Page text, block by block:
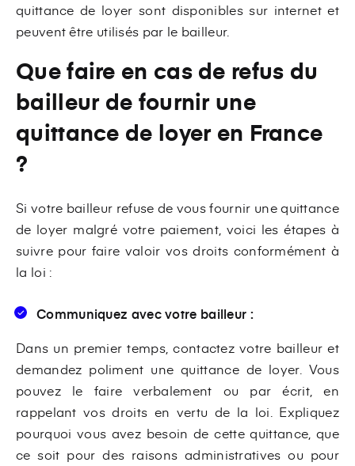
quittance de loyer sont disponibles sur internet et
peuvent être utilisés par le bailleur.
Que faire en cas de refus du
bailleur de fournir une
quittance de loyer en France
?
Si votre bailleur refuse de vous fournir une quittance
de loyer malgré votre paiement, voici les étapes à
suivre pour faire valoir vos droits conformément à
la loi :
Communiquez avec votre bailleur :
Dans un premier temps, contactez votre bailleur et
demandez poliment une quittance de loyer. Vous
pouvez le faire verbalement ou par écrit, en
rappelant vos droits en vertu de la loi. Expliquez
pourquoi vous avez besoin de cette quittance, que
ce soit pour des raisons administratives ou pour